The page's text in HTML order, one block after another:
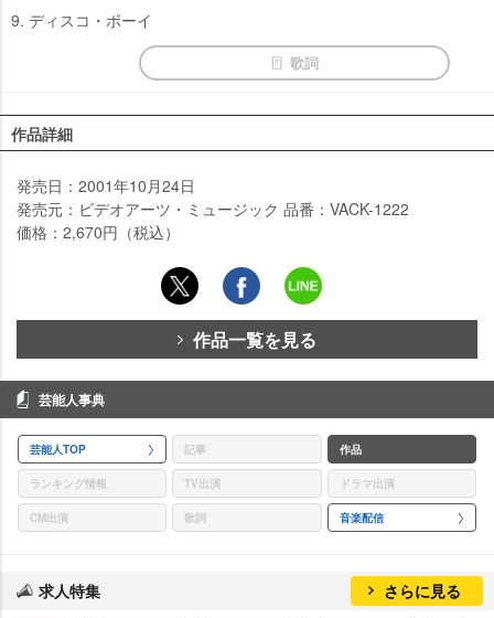
9. ディスコ・ボーイ
歌詞
作品詳細
発売日：2001年10月24日
発売元：ビデオアーツ・ミュージック 品番：VACK-1222
価格：2,670円（税込）
作品一覧を見る
芸能人事典
芸能人TOP 記事 作品
ランキング情報 TV出演 ドラマ出演
CM出演 歌詞 音楽配信
求人特集 さらに見る